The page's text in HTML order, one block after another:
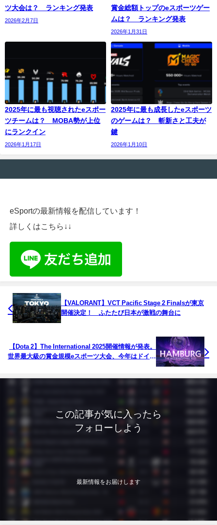
ツ大会は？ ランキング発表
2026年2月7日
賞金総額トップのeスポーツゲー
ムは？ ランキング発表
2026年1月31日
2025年に最も視聴されたeスポー
ツチームは？ MOBA勢が上位
にランクイン
2026年1月17日
2025年に最も成長したeスポーツ
のゲームは？ 斬新さと工夫が
鍵
2026年1月10日
eSportの最新情報を配信しています！
詳しくはこちら↓↓
【VALORANT】VCT Pacific Stage 2 Finalsが東京
開催決定！ ふたたび日本が激戦の舞台に
【Dota 2】The International 2025開催情報が発表。
世界最大級の賞金規模eスポーツ大会、今年はドイツ
この記事が気に入ったら
フォローしよう
最新情報をお届けします